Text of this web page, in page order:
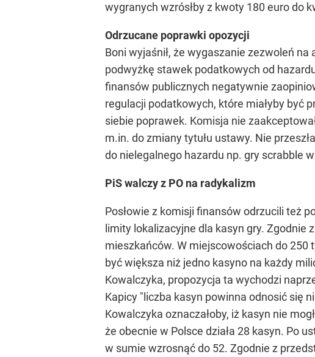
wygranych wzrósłby z kwoty 180 euro do
Odrzucane poprawki opozycji
Boni wyjaśnił, że wygaszanie zezwoleń
podwyżkę stawek podatkowych od
finansów publicznych negatywnie
regulacji podatkowych, które miałyby być
siebie poprawek. Komisja nie
m.in. do zmiany tytułu ustawy. Nie
do nielegalnego hazardu np. gry scrabble
PiS walczy z PO na radykalizm
Posłowie z komisji finansów odrzucili też
limity lokalizacyjne dla kasyn gry. Zgodnie
mieszkańców. W miejscowościach do 250
być większa niż jedno kasyno na każdy
Kowalczyka, propozycja ta wychodzi
Kapicy "liczba kasyn powinna odnosić się
Kowalczyka oznaczałoby, iż kasyn nie
że obecnie w Polsce działa 28 kasyn. Po
w sumie wzrosnąć do 52. Zgodnie z